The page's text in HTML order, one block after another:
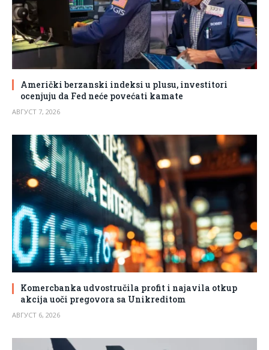
Američki berzanski indeksi u plusu, investitori
ocenjuju da Fed neće povećati kamate
АВГУСТ 7, 2026
Komercbanka udvostručila profit i najavila otkup
akcija uoči pregovora sa Unikreditom
АВГУСТ 6, 2026